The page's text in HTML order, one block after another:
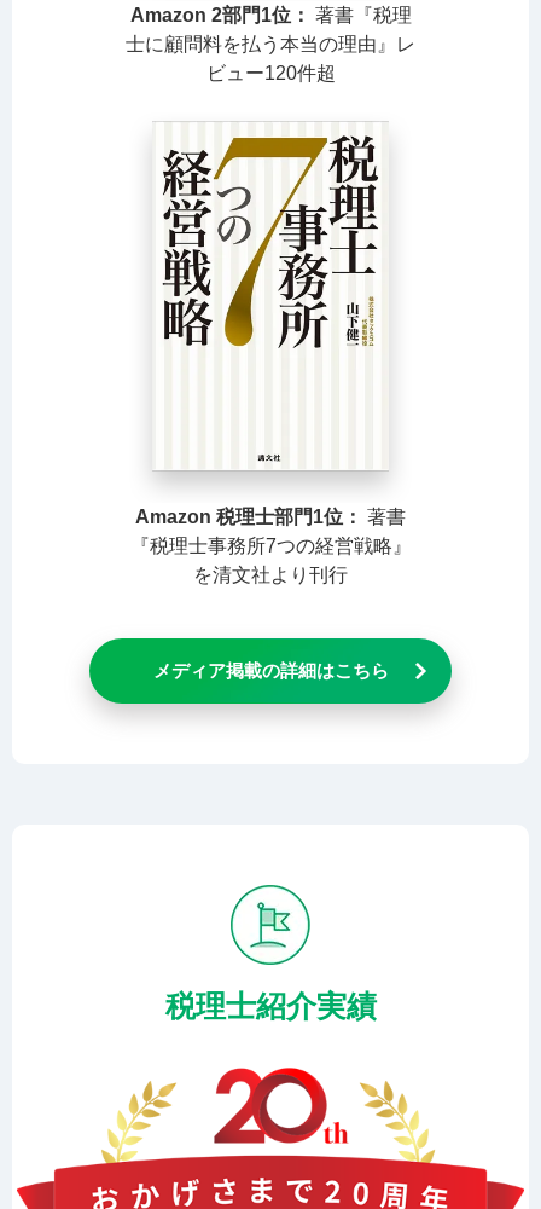
Amazon 2部門1位： 著書『税理
士に顧問料を払う本当の理由』レ
ビュー120件超
Amazon 税理士部門1位： 著書
『税理士事務所7つの経営戦略』
を清文社より刊行
メディア掲載の詳細はこちら
税理士紹介実績